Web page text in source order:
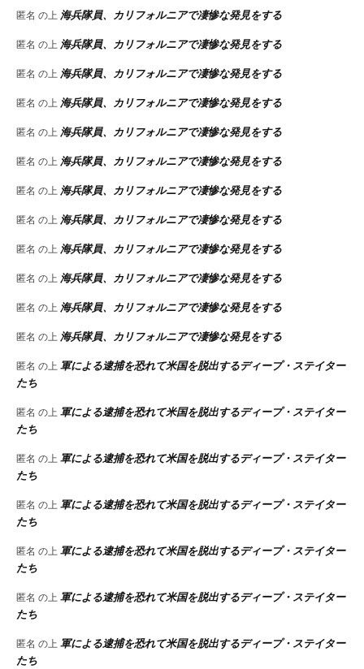
匿名 の上 海兵隊員、カリフォルニアで凄惨な発見をする
匿名 の上 海兵隊員、カリフォルニアで凄惨な発見をする
匿名 の上 海兵隊員、カリフォルニアで凄惨な発見をする
匿名 の上 海兵隊員、カリフォルニアで凄惨な発見をする
匿名 の上 海兵隊員、カリフォルニアで凄惨な発見をする
匿名 の上 海兵隊員、カリフォルニアで凄惨な発見をする
匿名 の上 海兵隊員、カリフォルニアで凄惨な発見をする
匿名 の上 海兵隊員、カリフォルニアで凄惨な発見をする
匿名 の上 海兵隊員、カリフォルニアで凄惨な発見をする
匿名 の上 海兵隊員、カリフォルニアで凄惨な発見をする
匿名 の上 海兵隊員、カリフォルニアで凄惨な発見をする
匿名 の上 海兵隊員、カリフォルニアで凄惨な発見をする
匿名 の上軍による逮捕を恐れて米国を脱出するディープ・ステイター
たち
匿名 の上軍による逮捕を恐れて米国を脱出するディープ・ステイター
たち
匿名 の上軍による逮捕を恐れて米国を脱出するディープ・ステイター
たち
匿名 の上軍による逮捕を恐れて米国を脱出するディープ・ステイター
たち
匿名 の上軍による逮捕を恐れて米国を脱出するディープ・ステイター
たち
匿名 の上軍による逮捕を恐れて米国を脱出するディープ・ステイター
たち
匿名 の上軍による逮捕を恐れて米国を脱出するディープ・ステイター
たち